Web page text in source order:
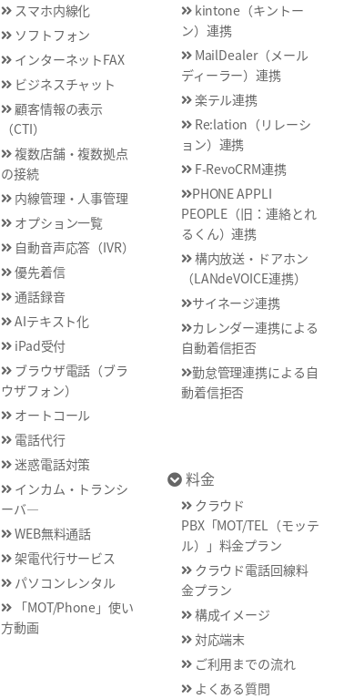
スマホ内線化
ソフトフォン
インターネットFAX
ビジネスチャット
顧客情報の表示
（CTI）
複数店舗・複数拠点
の接続
内線管理・人事管理
オプション一覧
自動音声応答（IVR）
優先着信
通話録音
AIテキスト化
iPad受付
ブラウザ電話（ブラ
ウザフォン）
オートコール
電話代行
迷惑電話対策
インカム・トランシ
ーバ―
WEB無料通話
架電代行サービス
パソコンレンタル
「MOT/Phone」使い
方動画
kintone（キントー
ン）連携
MailDealer（メール
ディーラー）連携
楽テル連携
Re:lation（リレーシ
ョン）連携
F-RevoCRM連携
PHONE APPLI
PEOPLE（旧：連絡とれ
るくん）連携
構内放送・ドアホン
（LANdeVOICE連携）
サイネージ連携
カレンダー連携による
自動着信拒否
勤怠管理連携による自
動着信拒否
料金
クラウド
PBX「MOT/TEL（モッテ
ル）」料金プラン
クラウド電話回線料
金プラン
構成イメージ
対応端末
ご利用までの流れ
よくある質問